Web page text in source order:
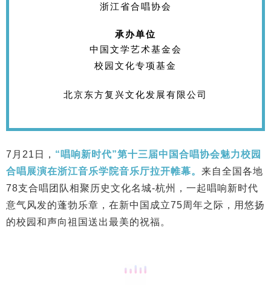
浙江省合唱协会
承办单位
中国文学艺术基金会
校园文化专项基金
北京东方复兴文化发展有限公司
7月21日， “唱响新时代”第十三届中国合唱协会魅力校园
合唱展演在浙江音乐学院音乐厅拉开帷幕。 来自全国各地
78支合唱 团队相聚历史文化名城-杭州， 一起唱响新时代
意气风发的蓬勃乐章，在新中国成立75周年之际，用悠扬
的校园和声向祖国送出最美的祝福。